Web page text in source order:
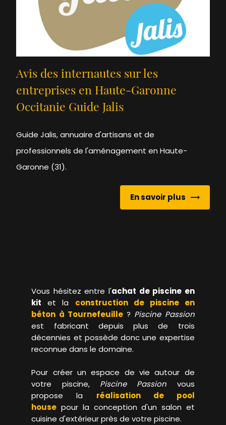
Avis des internautes sur les
entreprises en Haute-Garonne
Occitanie Guide Jalis
Guide Jalis, annuaire d'artisans et de
professionnels de l'aménagement en Haute-
Garonne (31).
En savoir plus
Vous hésitez entre l'achat de piscine en
kit et la construction de piscine en
béton à Tournefeuille? Piscine Passion
est fabricant depuis plus de trois
décennies et possède donc une expertise
reconnue dans le domaine.
Pour créer un espace de vie autour de
votre piscine, Piscine Passion vous
propose la réalisation de pool
house pour la conception d'un salon et
cuisine d'extérieur près de votre piscine.